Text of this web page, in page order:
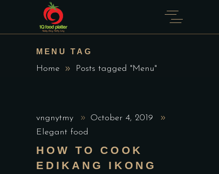
MENU TAG
Home Posts tagged "Menu"
vngnytmy
October 4, 2019
Elegant food
HOW TO COOK
EDIKANG IKONG